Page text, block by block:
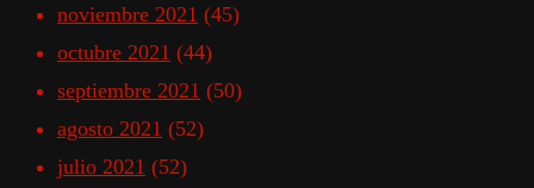
noviembre 2021 (45)
octubre 2021 (44)
septiembre 2021 (50)
agosto 2021 (52)
julio 2021 (52)